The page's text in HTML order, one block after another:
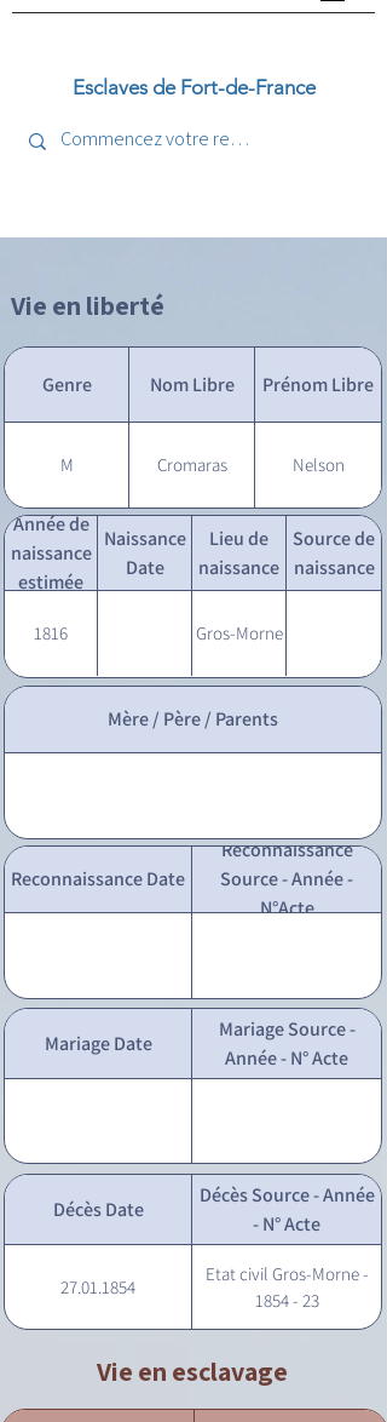
Esclaves de Fort-de-France
Vie en liberté
Genre Nom Libre Prénom Libre
M Cromaras Nelson
Année de
naissance
estimée
Naissance
Date
Lieu de
naissance
Source de
naissance
1816 Gros-Morne
Mère / Père / Parents
Reconnaissance Date
Reconnaissance
Source - Année -
N°Acte
Mariage Date
Mariage Source -
Année - N° Acte
Décès Date
Décès Source - Année
- N° Acte
27.01.1854
Etat civil Gros-Morne -
1854 - 23
Vie en esclavage